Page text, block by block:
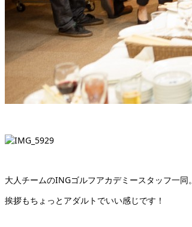
大人チームのINGゴルフアカデミースタッフ一同。
挨拶もちょっとアダルトでいい感じです！